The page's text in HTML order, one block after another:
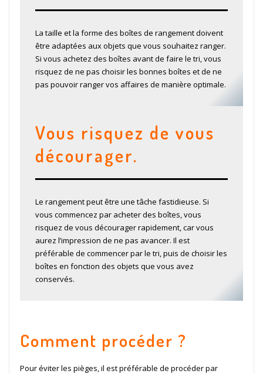
La taille et la forme des boîtes de rangement doivent
être adaptées aux objets que vous souhaitez ranger.
Si vous achetez des boîtes avant de faire le tri, vous
risquez de ne pas choisir les bonnes boîtes et de ne
pas pouvoir ranger vos affaires de manière optimale.
Vous risquez de vous
décourager.
Le rangement peut être une tâche fastidieuse. Si
vous commencez par acheter des boîtes, vous
risquez de vous décourager rapidement, car vous
aurez l’impression de ne pas avancer. Il est
préférable de commencer par le tri, puis de choisir les
boîtes en fonction des objets que vous avez
conservés.
Comment procéder ?
Pour éviter les pièges, il est préférable de procéder par